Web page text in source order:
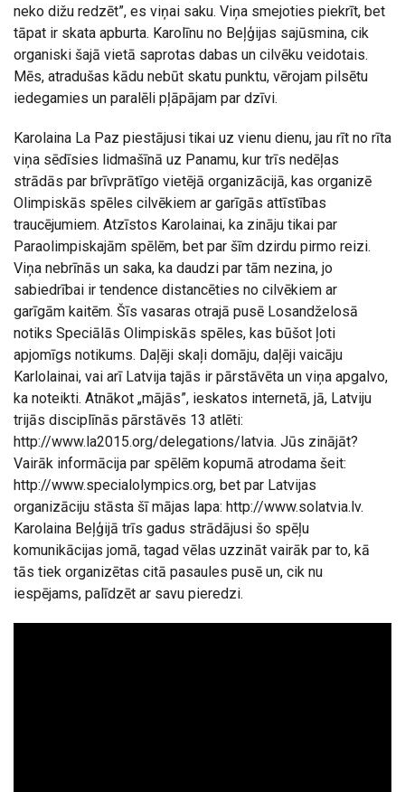
neko dižu redzēt”, es viņai saku. Viņa smejoties piekrīt, bet
tāpat ir skata apburta. Karolīnu no Beļģijas sajūsmina, cik
organiski šajā vietā saprotas dabas un cilvēku veidotais.
Mēs, atradušas kādu nebūt skatu punktu, vērojam pilsētu
iedegamies un paralēli pļāpājam par dzīvi.
Karolaina La Paz piestājusi tikai uz vienu dienu, jau rīt no rīta
viņa sēdīsies lidmašīnā uz Panamu, kur trīs nedēļas
strādās par brīvprātīgo vietējā organizācijā, kas organizē
Olimpiskās spēles cilvēkiem ar garīgās attīstības
traucējumiem. Atzīstos Karolainai, ka zināju tikai par
Paraolimpiskajām spēlēm, bet par šīm dzirdu pirmo reizi.
Viņa nebrīnās un saka, ka daudzi par tām nezina, jo
sabiedrībai ir tendence distancēties no cilvēkiem ar
garīgām kaitēm. Šīs vasaras otrajā pusē Losandželosā
notiks Speciālās Olimpiskās spēles, kas būšot ļoti
apjomīgs notikums. Daļēji skaļi domāju, daļēji vaicāju
Karlolainai, vai arī Latvija tajās ir pārstāvēta un viņa apgalvo,
ka noteikti. Atnākot „mājās”, ieskatos internetā, jā, Latviju
trijās disciplīnās pārstāvēs 13 atlēti:
http://www.la2015.org/delegations/latvia. Jūs zinājāt?
Vairāk informācija par spēlēm kopumā atrodama šeit:
http://www.specialolympics.org, bet par Latvijas
organizāciju stāsta šī mājas lapa: http://www.solatvia.lv.
Karolaina Beļģijā trīs gadus strādājusi šo spēļu
komunikācijas jomā, tagad vēlas uzzināt vairāk par to, kā
tās tiek organizētas citā pasaules pusē un, cik nu
iespējams, palīdzēt ar savu pieredzi.